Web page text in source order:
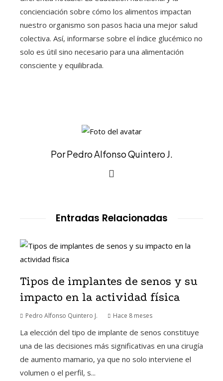
concienciación sobre cómo los alimentos impactan
nuestro organismo son pasos hacia una mejor salud
colectiva. Así, informarse sobre el índice glucémico no
solo es útil sino necesario para una alimentación
consciente y equilibrada.
Por Pedro Alfonso Quintero J.
Entradas Relacionadas
Tipos de implantes de senos y su
impacto en la actividad física
Pedro Alfonso Quintero J. Hace 8 meses
La elección del tipo de implante de senos constituye
una de las decisiones más significativas en una cirugía
de aumento mamario, ya que no solo interviene el
volumen o el perfil, s...